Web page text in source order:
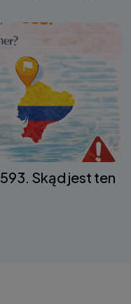
Skąd jest ten